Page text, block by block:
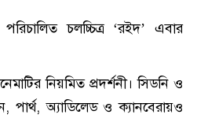
চলচ্চিত্র ‘রইদ’ এবার
নিয়মিত প্রদর্শনী। সিডনি ও
পার্থ, অ্যাডিলেড ও ক্যানবেরায়ও